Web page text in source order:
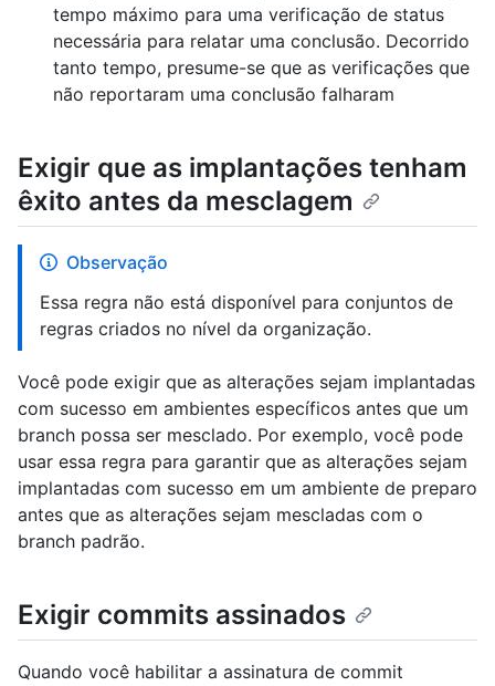
tempo máximo para uma verificação de status
necessária para relatar uma conclusão. Decorrido
tanto tempo, presume-se que as verificações que
não reportaram uma conclusão falharam
Exigir que as implantações tenham
êxito antes da mesclagem
Observação
Essa regra não está disponível para conjuntos de
regras criados no nível da organização.
Você pode exigir que as alterações sejam implantadas
com sucesso em ambientes específicos antes que um
branch possa ser mesclado. Por exemplo, você pode
usar essa regra para garantir que as alterações sejam
implantadas com sucesso em um ambiente de preparo
antes que as alterações sejam mescladas com o
branch padrão.
Exigir commits assinados
Quando você habilitar a assinatura de commit